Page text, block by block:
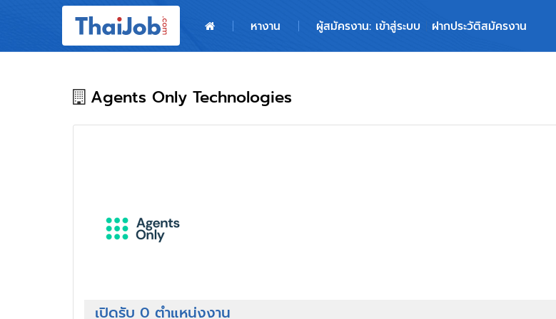
หางาน ผู้สมัครงาน: เข้าสู่ระบบ ฝากประวัติสมัครงาน
ผู้สมัครงาน: เข้าสู่ระบบ
Agents Only Technologies
เปิดรับ 0 ตำแหน่งงาน